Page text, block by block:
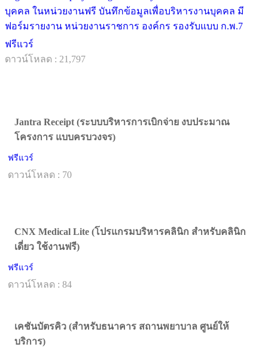
บุคคล ในหน่วยงานฟรี บันทึกข้อมูลเพื่อบริหารงานบุคคล มี
ฟอร์มรายงาน หน่วยงานราชการ องค์กร รองรับแบบ ก.พ.7
ฟรีแวร์
ดาวน์โหลด : 21,797
Jantra Receipt (ระบบบริหารการเบิกจ่าย งบประมาณ
โครงการ แบบครบวงจร)
ฟรีแวร์
ดาวน์โหลด : 70
CNX Medical Lite (โปรแกรมบริหารคลินิก สำหรับคลินิก
เดี่ยว ใช้งานฟรี)
ฟรีแวร์
ดาวน์โหลด : 84
เคชันบัตรคิว (สำหรับธนาคาร สถานพยาบาล ศูนย์ให้
บริการ)